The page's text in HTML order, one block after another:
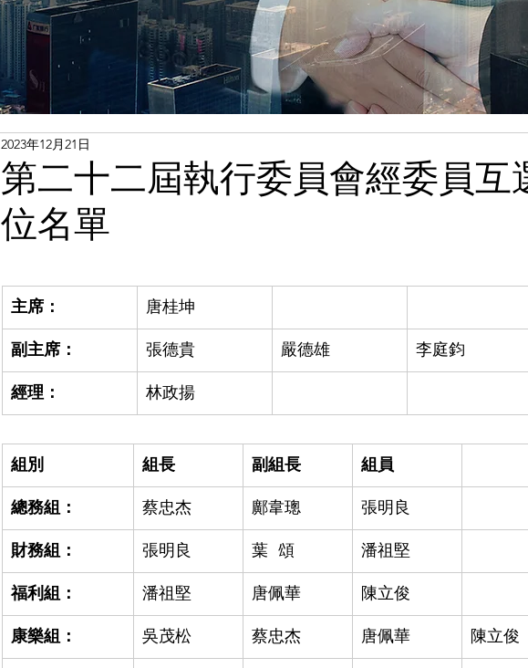
第二十二屆執行委員會經委員互
位名單
2023年12月21日
主席： ​唐桂坤
副主席： 張德貴 嚴德雄 李庭鈞
經理： 林政揚
組別 組長 副組長 組員
總務組： 蔡忠杰 鄺韋璁 張明良
財務組： 張明良 ​葉 頌 潘祖堅
福利組： 潘祖堅 唐佩華 陳立俊
康樂組： 吳茂松 蔡忠杰 ​唐佩華 ​陳立俊